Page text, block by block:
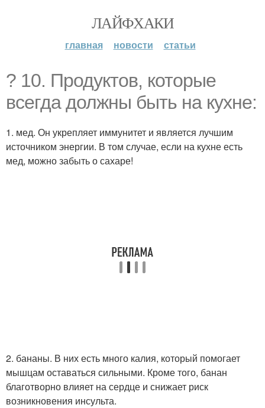
ЛАЙФХАКИ
главная новости статьи
? 10. Продуктов, которые
всегда должны быть на кухне:
1. мед. Он укрепляет иммунитет и является лучшим
источником энергии. В том случае, если на кухне есть
мед, можно забыть о сахаре!
2. бананы. В них есть много калия, который помогает
мышцам оставаться сильными. Кроме того, банан
благотворно влияет на сердце и снижает риск
возникновения инсульта.